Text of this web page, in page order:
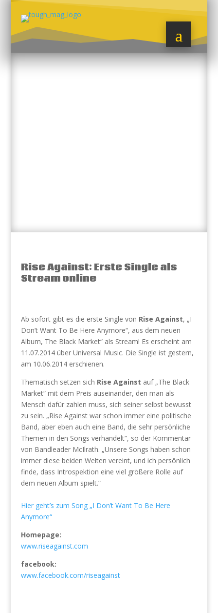
Rise Against: Erste Single als
Stream online
Ab sofort gibt es die erste Single von Rise Against, „I
Don’t Want To Be Here Anymore“, aus dem neuen
Album, The Black Market“ als Stream! Es erscheint am
11.07.2014 über Universal Music. Die Single ist gestern,
am 10.06.2014 erschienen.
Thematisch setzen sich Rise Against auf „The Black
Market“ mit dem Preis auseinander, den man als
Mensch dafür zahlen muss, sich seiner selbst bewusst
zu sein. „Rise Against war schon immer eine politische
Band, aber eben auch eine Band, die sehr persönliche
Themen in den Songs verhandelt“, so der Kommentar
von Bandleader McIlrath. „Unsere Songs haben schon
immer diese beiden Welten vereint, und ich persönlich
finde, dass Introspektion eine viel größere Rolle auf
dem neuen Album spielt.“
Hier geht’s zum Song „I Don’t Want To Be Here
Anymore“
Homepage:
www.riseagainst.com
facebook:
www.facebook.com/riseagainst